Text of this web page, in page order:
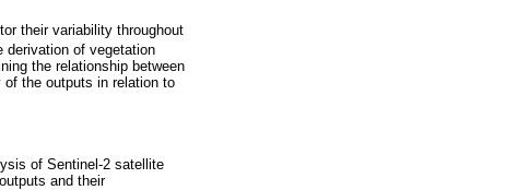
their variability throughout
derivation of vegetation
the relationship between
the outputs in relation to
of Sentinel-2 satellite
and their